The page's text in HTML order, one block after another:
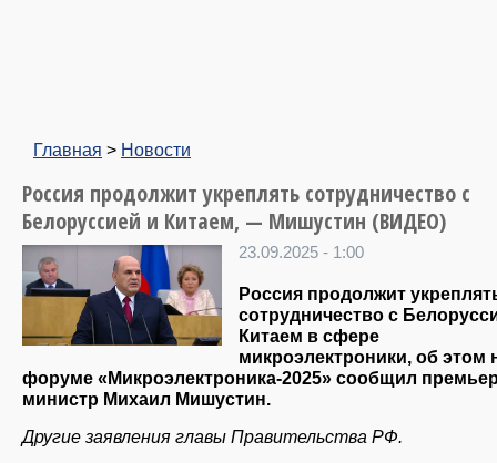
Главная > Новости
Россия продолжит укреплять сотрудничество с
Белоруссией и Китаем, — Мишустин (ВИДЕО)
23.09.2025 - 1:00
Россия продолжит
сотрудничество с
Китаем в сфере
микроэлектроники, об этом
форуме «Микроэлектроника-2025» сообщил
министр Михаил Мишустин.
Другие заявления главы Правительства РФ.